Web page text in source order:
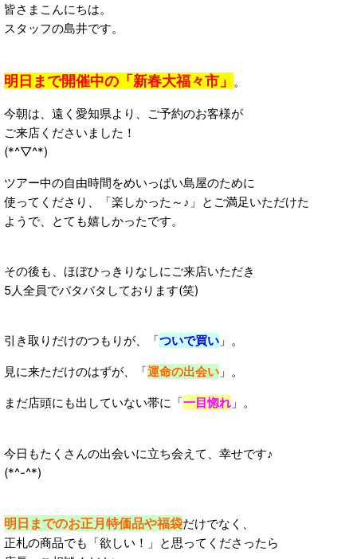
皆さまこんにちは。
スタッフの島井です。
明日まで開催中の「新春大福々市」 。
今朝は、遠く愛知県より、ご予約のお客様が
ご来店くださいました！
(*^▽^*)
ツアー中の自由時間をめいっぱい島屋のために
使ってくださり、「楽しかった～♪」とご満足いただけた
ようで、とても嬉しかったです。
その後も、ほぼひっきりなしにご来店いただき
5人全員でバタバタしております(笑)
引き取りだけのつもりが、「ついで買い 」。
見に来ただけのはずが、「運命の出会い 」。
まだ店頭にも出していない帯に「一目惚れ」。
今日もたくさんの出会いに立ち会えて、幸せです♪
(*^-^*)
明日までのお正月特価品や福袋だけでなく、
正札の商品でも「欲しい！」と思ってくださったら